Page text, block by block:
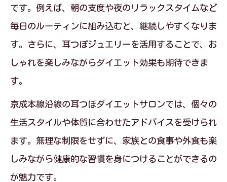
です。例えば、朝の支度や夜のリラックスタイムなど
毎日のルーティンに組み込むと、継続しやすくなりま
す。さらに、耳つぼジュエリーを活用することで、お
しゃれを楽しみながらダイエット効果も期待できま
す。
京成本線沿線の耳つぼダイエットサロンでは、個々の
生活スタイルや体質に合わせたアドバイスを受けられ
ます。無理な制限をせずに、家族との食事や外食も楽
しみながら健康的な習慣を身につけることができるの
が魅力です。